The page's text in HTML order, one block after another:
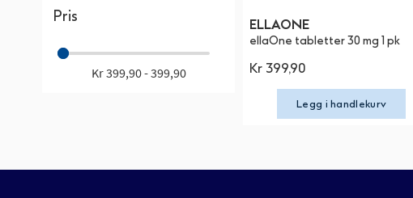
Pris
Kr 399,90 - 399,90
ELLAONE
ellaOne tabletter 30 mg 1 pk
Kr 399,90
Legg i handlekurv